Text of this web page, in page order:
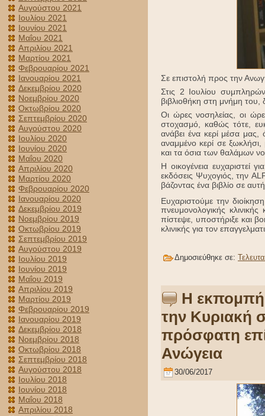
Αυγούστου 2021
Ιουλίου 2021
Ιουνίου 2021
Μαΐου 2021
Απριλίου 2021
Μαρτίου 2021
Φεβρουαρίου 2021
Ιανουαρίου 2021
Δεκεμβρίου 2020
Νοεμβρίου 2020
Οκτωβρίου 2020
Σεπτεμβρίου 2020
Αυγούστου 2020
Ιουλίου 2020
Ιουνίου 2020
Μαΐου 2020
Απριλίου 2020
Μαρτίου 2020
Φεβρουαρίου 2020
Ιανουαρίου 2020
Δεκεμβρίου 2019
Νοεμβρίου 2019
Οκτωβρίου 2019
Σεπτεμβρίου 2019
Αυγούστου 2019
Ιουλίου 2019
Ιουνίου 2019
Μαΐου 2019
Απριλίου 2019
Μαρτίου 2019
Φεβρουαρίου 2019
Ιανουαρίου 2019
Δεκεμβρίου 2018
Νοεμβρίου 2018
Οκτωβρίου 2018
Σεπτεμβρίου 2018
Αυγούστου 2018
Ιουλίου 2018
Ιουνίου 2018
Μαΐου 2018
Απριλίου 2018
Σε επιστολή προς την Ανωγή
Στις 2 Ιουλίου
βιβλιοθήκη στη μνήμη του,
Οι ώρες νοσηλείας, οι
στοχασμό, καθώς τότε,
ανάβει ένα κερί μέσα μας,
αναμμένο κερί σε
και τα όσια των θαλάμων
Η οικογένεια ευχαριστεί
εκδόσεις Ψυχογιός, την
βάζοντας ένα βιβλίο σε
Ευχαριστούμε την
πνευμονολογικής
πίστεψε, υποστήριξε και
κλινικής για τον
Δημοσιεύθηκε σε:
Η εκπομπή
την Κυριακή
πρόσφατη
Ανώγεια
30/06/2017